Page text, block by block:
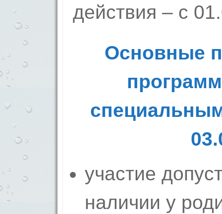
действия – с
Основные
участие
наличии у